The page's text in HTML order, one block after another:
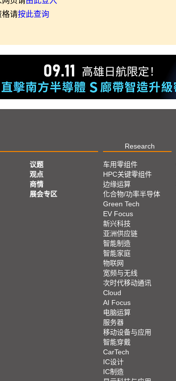
请按此查询
Research
议题
观点
商情
展会专区
车用零组件
HPC关键零组件
边缘运算
化合物/功率半导体
Green Tech
EV Focus
新兴科技
亚洲供应链
智能制造
智能家庭
物联网
宽频与无线
次时代移动通讯
Cloud
AI Focus
电脑运算
服务器
移动设备与应用
智能穿戴
CarTech
IC设计
IC制造